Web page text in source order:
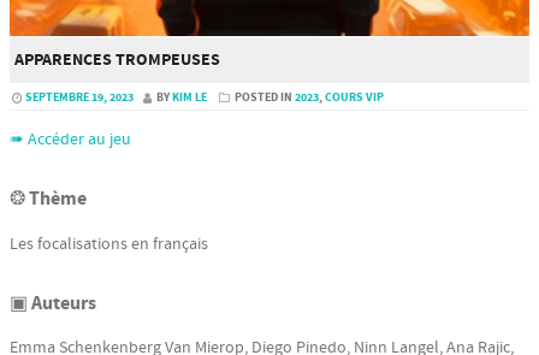
APPARENCES TROMPEUSES
SEPTEMBRE 19, 2023 BYKIM LE POSTED IN 2023,COURS VIP
➠ Accéder au jeu
❂ Thème
Les focalisations en français
▣ Auteurs
Emma Schenkenberg Van Mierop, Diego Pinedo, Ninn Langel, Ana Rajic,